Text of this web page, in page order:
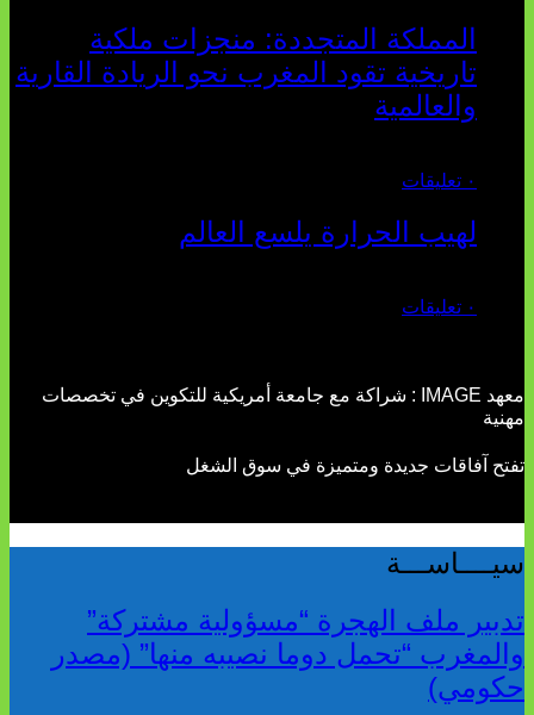
المملكة المتجددة: منجزات ملكية
تاريخية تقود المغرب نحو الريادة القارية
والعالمية
٠ تعليقات
لهيب الحرارة يلسع العالم
٠ تعليقات
معهد IMAGE : شراكة مع جامعة أمريكية للتكوين في تخصصات
مهنية
تفتح آفاقات جديدة ومتميزة في سوق الشغل
سيــــاســـة
تدبير ملف الهجرة “مسؤولية مشتركة”
والمغرب “تحمل دوما نصيبه منها” (مصدر
حكومي)